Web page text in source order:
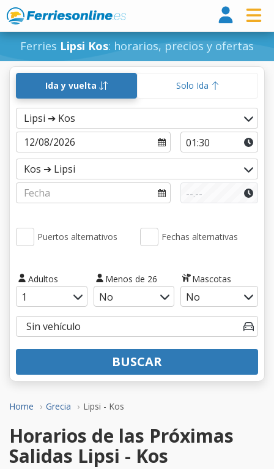
Ferries Lipsi Kos: horarios, precios y ofertas
Home Grecia Lipsi - Kos
Ida y vuelta Solo Ida
Puertos alternativos Fechas alternativas
Adultos Menos de 26 Mascotas
BUSCAR
Horarios de las Próximas
Salidas Lipsi - Kos